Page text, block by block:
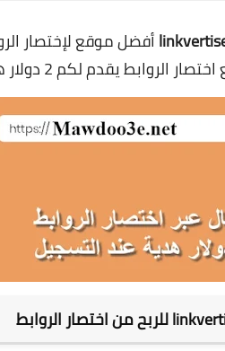
أفضل موقع لإختصار